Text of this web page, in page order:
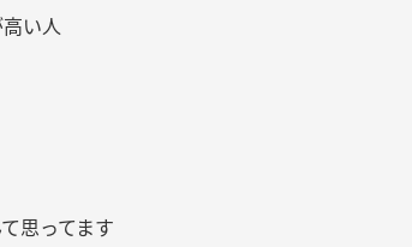
い人
思ってます